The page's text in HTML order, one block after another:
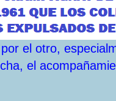
el otro,
el